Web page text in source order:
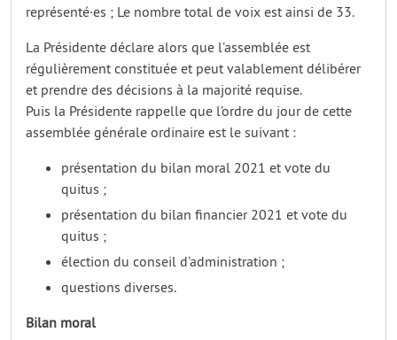
représenté·es ; Le nombre total de voix est ainsi de 33.
La Présidente déclare alors que l’assemblée est
régulièrement constituée et peut valablement délibérer
et prendre des décisions à la majorité requise.
Puis la Présidente rappelle que l’ordre du jour de cette
assemblée générale ordinaire est le suivant :
présentation du bilan moral 2021 et vote du
quitus ;
présentation du bilan financier 2021 et vote du
quitus ;
élection du conseil d’administration ;
questions diverses.
Bilan moral